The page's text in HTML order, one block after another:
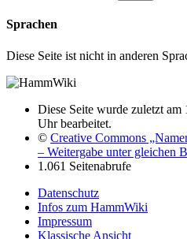
Sprachen
Diese Seite ist nicht in anderen
Diese Seite wurde zuletzt
Uhr bearbeitet.
© Creative Commons
– Weitergabe unter gleichen
1.061 Seitenabrufe
Datenschutz
Infos zum HammWiki
Impressum
Klassische Ansicht